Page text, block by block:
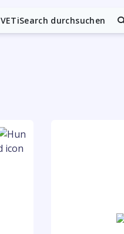
VETiSearch durchsuchen